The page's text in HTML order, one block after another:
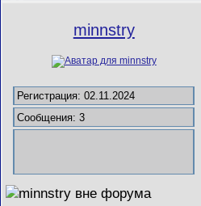
minnstry
Регистрация: 02.11.2024
Сообщения: 3